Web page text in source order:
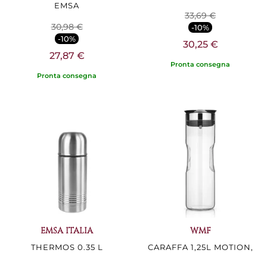
EMSA
30,98 €
-10%
27,87 €
Pronta consegna
33,69 €
-10%
30,25 €
Pronta consegna
EMSA ITALIA
THERMOS 0.35 L
WMF
CARAFFA 1,25L MOTION,